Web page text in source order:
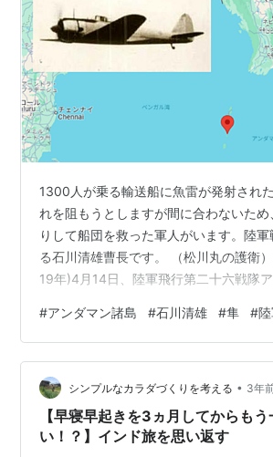
1300人が乗る輸送船に魚雷が発射され
れを阻もうとしますが間に合わないため
りして船団を救った軍人がいます。陸
る石川清雄曹長です。 （松川丸の護衛
19年)4月14日、陸軍飛行第二十六戦隊
ダマン諸島ポートプレア港へ向かう陸軍
(3,832t)の護衛に当たっていました。
雷発射）11時20分頃、入港直前のベン
ア沖約30キロ付近でのことです。陸軍一
る石川清雄曹長は、船団の前方3,000m
放った魚雷航跡…
#アンダマン諸島 #石川清雄 #隼 #
シンプルなカラダづくりを考える • 3年
【早寝早起きを3ヵ月してからも
い！？】インド旅を思い返す